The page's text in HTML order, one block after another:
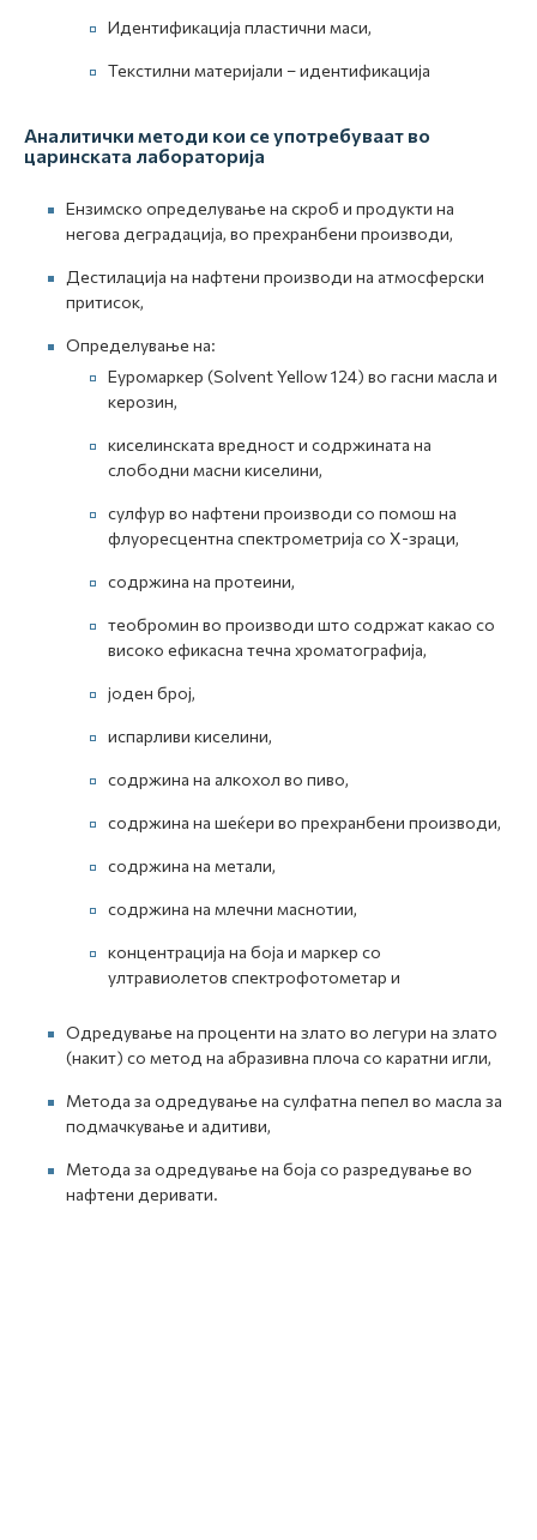
Идентификација пластични маси,
Текстилни материјали – идентификација
Аналитички методи кои се употребуваат во
царинската лабораторија
Eнзимско определување на скроб и продукти на
негова деградација, во прехранбени производи,
Дестилација на нафтени производи на атмосферски
притисок,
Определување на:
Еуромаркер (Solvent Yellow 124) во гасни масла и
керозин,
киселинската вредност и содржината на
слободни масни киселини,
сулфур во нафтени производи со помош на
флуоресцентна спектрометрија со Х-зраци,
содржина на протеини,
теобромин во производи што содржат какао со
високо ефикасна течна хроматографија,
јоден број,
испарливи киселини,
содржина на алкохол во пиво,
содржина на шеќери во прехранбени производи,
содржина на метали,
содржина на млечни маснотии,
концентрација на боја и маркер со
ултравиолетов спектрофотометар и
Одредување на проценти на злато во легури на злато
(накит) со метод на абразивна плоча со каратни игли,
Метода за одредување на сулфатна пепел во масла за
подмачкување и адитиви,
Метода за одредување на боја со разредување во
нафтени деривати.